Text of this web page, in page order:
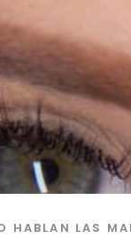
HABLAN LAS